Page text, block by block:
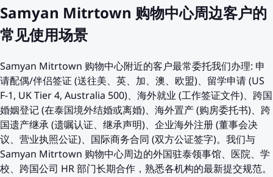
Samyan Mitrtown 购物中心周边客户的
常见使用场景
Samyan Mitrtown 购物中心附近的客户最常委托我们办理: 申
请配偶/伴侣签证 (送往美、英、加、澳、欧盟)、留学申请 (US
F-1, UK Tier 4, Australia 500)、海外就业 (工作签证文件)、跨国
婚姻登记 (在泰国境外结婚或离婚)、海外置产 (购房委托书)、跨
国遗产继承 (遗嘱认证、继承声明)、企业海外注册 (董事会决
议、营业执照公证)、国际商务合同 (双方公证签字)。我们与
Samyan Mitrtown 购物中心周边的外国驻泰领事馆、医院、学
校、跨国公司 HR 部门长期合作，熟悉各机构的最新提交规范。